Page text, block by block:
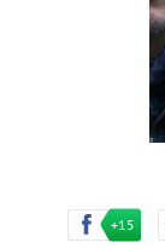
+15